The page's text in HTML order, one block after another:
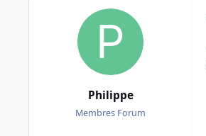
Philippe
Membres Forum